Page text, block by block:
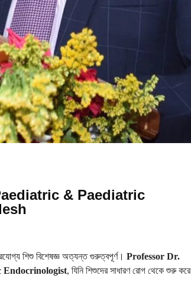
& Paediatric
শিশু বিশেষজ্ঞ অত্যন্ত গুরুত্বপূর্ণ। Professor Dr.
Endocrinologist, যিনি শিশুদের সাধারণ রোগ থেকে শুরু করে